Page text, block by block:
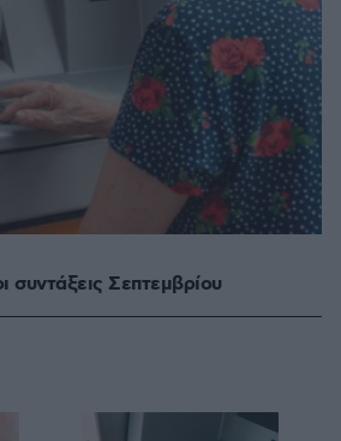
συντάξεις Σεπτεμβρίου